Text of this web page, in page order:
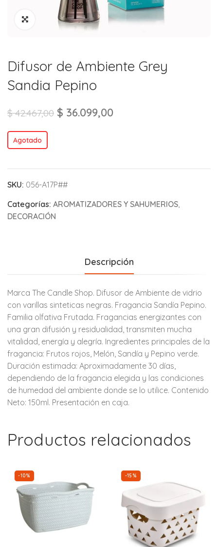
Difusor de Ambiente Grey
Sandia Pepino
$42.467,00 $ 36.099,00
Agotado
SKU: 056-A17P##
Categorías: AROMATIZADORES Y SAHUMERIOS,
DECORACIÓN
Descripción
Marca The Candle Shop. Difusor de Ambiente de vidrio
con varillas sinteticas negras. Fragancia Sandía Pepino.
Familia olfativa Frutada. Fragancias energizantes con
una gran difusión y residualidad, transmiten mucha
vitalidad, energía y alegría. Ingredientes principales de la
fragancia: Frutos rojos, Melón, Sandía y Pepino verde.
Duración estimada: Aproximadamente 30 días,
dependiendo de la fragancia elegida y las condiciones
de humedad del ambiente donde se lo utilice. Contenido
Neto: 150ml. Presentación en caja.
Productos relacionados
-10% -15%